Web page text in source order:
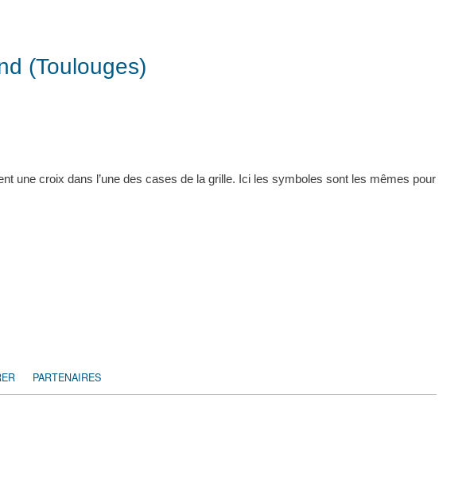
(Toulouges)
une croix dans l’une des cases de la grille. Ici les symboles sont les mêmes pour
PARTENAIRES